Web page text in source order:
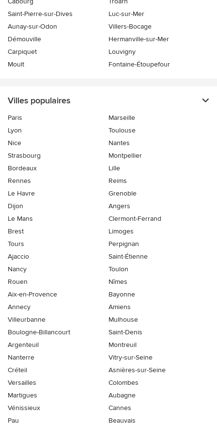
Saint-Pierre-sur-Dives
Luc-sur-Mer
Aunay-sur-Odon
Villers-Bocage
Démouville
Hermanville-sur-Mer
Carpiquet
Louvigny
Moult
Fontaine-Étoupefour
Villes populaires
Paris
Marseille
Lyon
Toulouse
Nice
Nantes
Strasbourg
Montpellier
Bordeaux
Lille
Rennes
Reims
Le Havre
Grenoble
Dijon
Angers
Le Mans
Clermont-Ferrand
Brest
Limoges
Tours
Perpignan
Ajaccio
Saint-Étienne
Nancy
Toulon
Rouen
Nîmes
Aix-en-Provence
Bayonne
Annecy
Amiens
Villeurbanne
Mulhouse
Boulogne-Billancourt
Saint-Denis
Argenteuil
Montreuil
Nanterre
Vitry-sur-Seine
Créteil
Asnières-sur-Seine
Versailles
Colombes
Martigues
Aubagne
Vénissieux
Cannes
Pau
Beauvais